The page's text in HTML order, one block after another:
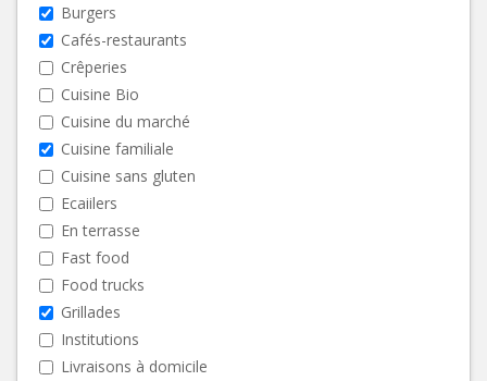
Burgers
Cafés-restaurants
Crêperies
Cuisine Bio
Cuisine du marché
Cuisine familiale
Cuisine sans gluten
Ecaiilers
En terrasse
Fast food
Food trucks
Grillades
Institutions
Livraisons à domicile